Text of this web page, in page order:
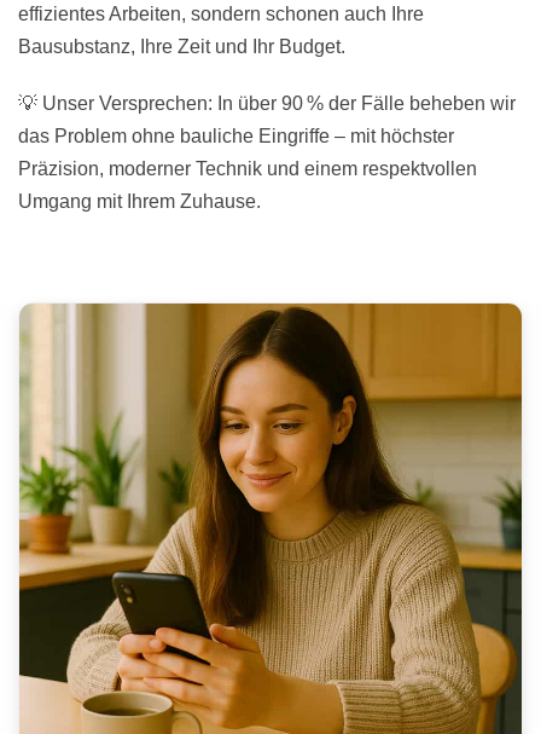
effizientes Arbeiten, sondern schonen auch Ihre
Bausubstanz, Ihre Zeit und Ihr Budget.
💡 Unser Versprechen: In über 90 % der Fälle beheben wir
das Problem ohne bauliche Eingriffe – mit höchster
Präzision, moderner Technik und einem respektvollen
Umgang mit Ihrem Zuhause.